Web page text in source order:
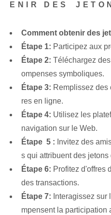
ENIR DES
Comment obtenir des
Étape 1: Participez aux
Étape 2: Téléchargez
ompenses symboliques.
Étape 3: Remplissez des
res en ligne.
Étape 4: Utilisez les
navigation sur le Web.
Étape ⁢ 5 : Invitez des
s qui attribuent des jetons
Étape 6: Profitez d'offres
des transactions.
Étape 7: Interagissez
mpensent la participation